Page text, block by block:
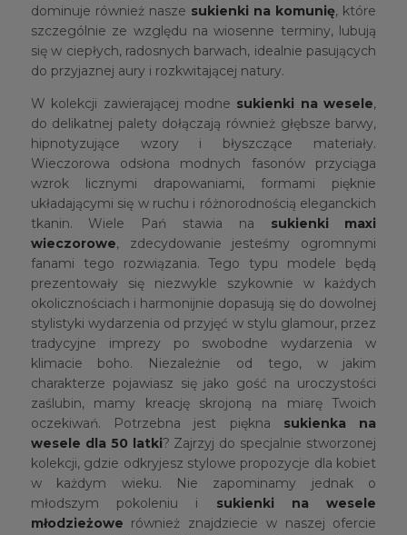
dominuje również nasze sukienki na komunię, które
szczególnie ze względu na wiosenne terminy, lubują
się w ciepłych, radosnych barwach, idealnie pasujących
do przyjaznej aury i rozkwitającej natury.
W kolekcji zawierającej modne sukienki na wesele,
do delikatnej palety dołączają również głębsze barwy,
hipnotyzujące wzory i błyszczące materiały.
Wieczorowa odsłona modnych fasonów przyciąga
wzrok licznymi drapowaniami, formami pięknie
układającymi się w ruchu i różnorodnością eleganckich
tkanin. Wiele Pań stawia na sukienki maxi
wieczorowe, zdecydowanie jesteśmy ogromnymi
fanami tego rozwiązania. Tego typu modele będą
prezentowały się niezwykle szykownie w każdych
okolicznościach i harmonijnie dopasują się do dowolnej
stylistyki wydarzenia od przyjęć w stylu glamour, przez
tradycyjne imprezy po swobodne wydarzenia w
klimacie boho. Niezależnie od tego, w jakim
charakterze pojawiasz się jako gość na uroczystości
zaślubin, mamy kreację skrojoną na miarę Twoich
oczekiwań. Potrzebna jest piękna sukienka na
wesele dla 50 latki? Zajrzyj do specjalnie stworzonej
kolekcji, gdzie odkryjesz stylowe propozycje dla kobiet
w każdym wieku. Nie zapominamy jednak o
młodszym pokoleniu i sukienki na wesele
młodzieżowe również znajdziecie w naszej ofercie